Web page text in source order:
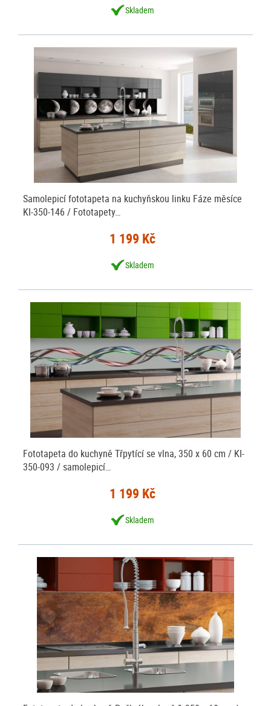
Skladem
Samolepicí fototapeta na kuchyňskou linku Fáze měsíce
KI-350-146 / Fototapety…
1 199 Kč
Skladem
Fototapeta do kuchyně Třpytící se vlna, 350 x 60 cm / KI-
350-093 / samolepicí…
1 199 Kč
Skladem